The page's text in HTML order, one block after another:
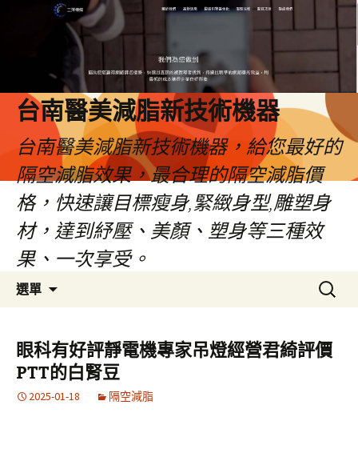
台南醫美減脂新技術機器
台南醫美減脂新技術機器，給您最好的
隔空減脂效果，最合理的隔空減脂價
格，快速讓目標瘦身,緊緻身型,雕塑身
材，達到紓壓、美顏、塑身等三種效
果、一次享受。
選單
容
搜
尋
鍵
字:
眼科有好評靜電機專家吊燈經營君綺評價
PTT的白腎豆
2025-01-18 隔空減脂